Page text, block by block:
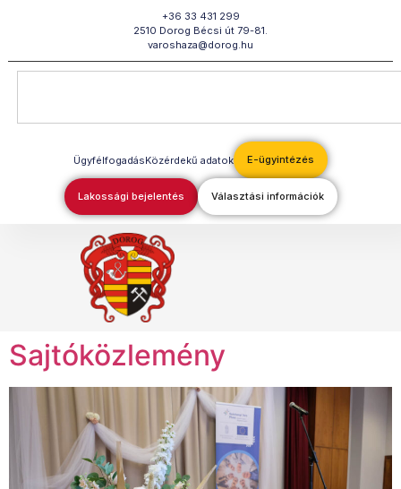
+36 33 431 299
2510 Dorog Bécsi út 79-81.
varoshaza@dorog.hu
ÜgyfélfogadásKözérdekű adatok E-ügyintézés
Lakossági bejelentés Választási információk
Sajtóközlemény